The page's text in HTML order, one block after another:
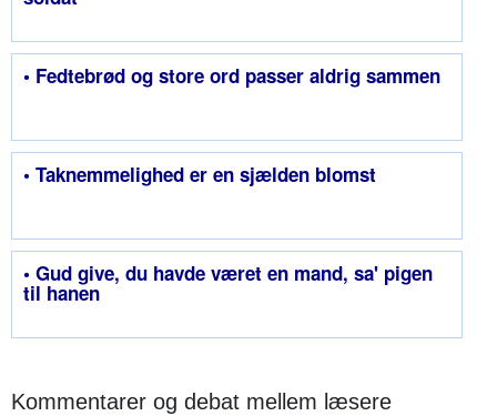
• Fedtebrød og store ord passer aldrig sammen
• Taknemmelighed er en sjælden blomst
• Gud give, du havde været en mand, sa' pigen
til hanen
Kommentarer og debat mellem læsere